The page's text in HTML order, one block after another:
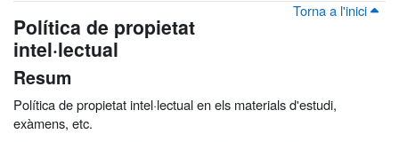
Torna a l'inici
Política de propietat
intel·lectual
Resum
Política de propietat intel·lectual en els materials d'estudi,
exàmens, etc.